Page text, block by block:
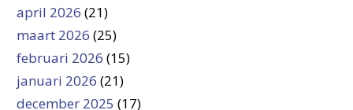
april 2026 (21)
maart 2026 (25)
februari 2026 (15)
januari 2026 (21)
december 2025 (17)